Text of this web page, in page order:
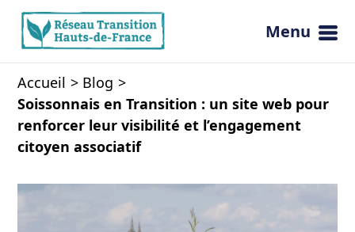
Ouvrir
Menu
Accueil
Blog
Soissonnais en Transition : un site web pour
renforcer leur visibilité et l’engagement
citoyen associatif